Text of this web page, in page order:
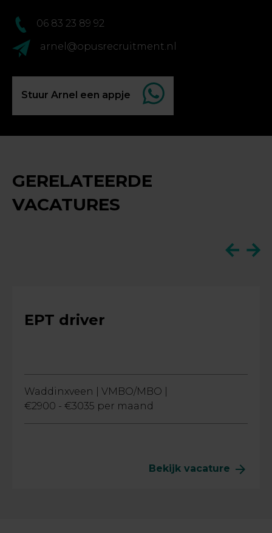
06 83 23 89 92
arnel@opusrecruitment.nl
Stuur Arnel een appje
GERELATEERDE
VACATURES
EPT driver
Waddinxveen |
VMBO/MBO |
€2900 - €3035 per maand
Bekijk vacature arrow_forward